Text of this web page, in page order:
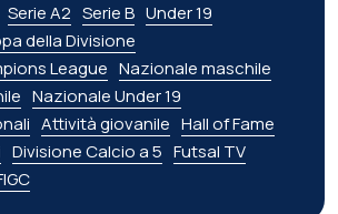
Serie A2 Serie B Under 19
della Divisione
League Nazionale maschile
Nazionale Under 19
Attività giovanile Hall of Fame
Divisione Calcio a 5 Futsal TV